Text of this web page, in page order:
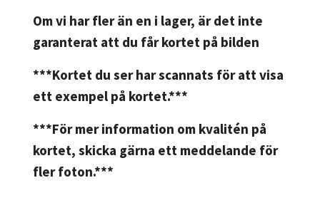
Om vi har fler än en i lager, är det inte
garanterat att du får kortet på bilden
***Kortet du ser har scannats för att visa
ett exempel på kortet.***
***För mer information om kvalitén på
kortet, skicka gärna ett meddelande för
fler foton.***